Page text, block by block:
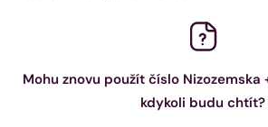
Mohu znovu použít číslo Nizozemska
kdykoli budu chtít?